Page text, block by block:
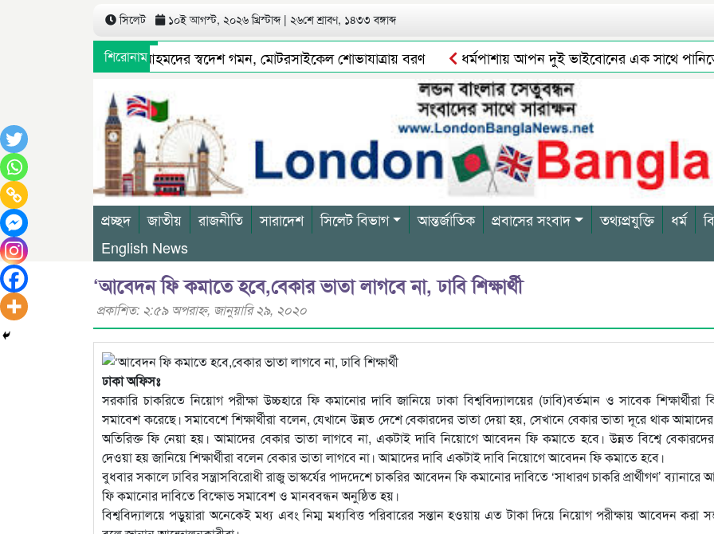
সিলেট ১০ই আগস্ট, ২০২৬ খ্রিস্টাব্দ | ২৬শে শ্রাবণ, ১৪৩৩ বঙ্গাব্দ
শিরোনাম
যুগ্ম সম্পাদক শামীম আহমদের স্বদেশ গমন, মোটরসাইকেল শোভাযাত্রায় বরণ ধর্মপাশায় আপন দুই ভাইবোনের এক সাথে পানিতে
সিলেট ওসমানী বিমানবন্দরে সালাম এয়ার চালু হচ্ছে ১লা সেপ্টেম্বর হতে
প্রচ্ছদ জাতীয় রাজনীতি সারাদেশ সিলেট বিভাগ আন্তর্জাতিক প্রবাসের সংবাদ তথ্যপ্রযুক্তি ধর্ম
English News
‘আবেদন ফি কমাতে হবে,বেকার ভাতা লাগবে না, ঢাবি শিক্ষার্থী
প্রকাশিত: ২:৫৯ অপরাহ্ণ, জানুয়ারি ২৯, ২০২০
ঢাকা অফিসঃ
সরকারি চাকরিতে নিয়োগ পরীক্ষা উচ্চহারে ফি কমানোর দাবি জানিয়ে ঢাকা বিশ্ববিদ্যালয়ের (ঢাবি)বর্তমান ও সাবেক শিক্ষার্থীরা
সমাবেশ করেছে। সমাবেশে শিক্ষার্থীরা বলেন, যেখানে উন্নত দেশে বেকারদের ভাতা দেয়া হয়, সেখানে বেকার ভাতা দূরে থাক
অতিরিক্ত ফি নেয়া হয়। আমাদের বেকার ভাতা লাগবে না, একটাই দাবি নিয়োগে আবেদন ফি কমাতে হবে। উন্নত বিশ্বে
দেওয়া হয় জানিয়ে শিক্ষার্থীরা বলেন বেকার ভাতা লাগবে না। আমাদের দাবি একটাই দাবি নিয়োগে আবেদন ফি কমাতে হবে।
বুধবার সকালে ঢাবির সন্ত্রাসবিরোধী রাজু ভাস্কর্যের পাদদেশে চাকরির আবেদন ফি কমানোর দাবিতে ‘সাধারণ চাকরি প্রার্থীগণ’ ব্যানারে
ফি কমানোর দাবিতে বিক্ষোভ সমাবেশ ও মানববন্ধন অনুষ্ঠিত হয়।
বিশ্ববিদ্যালয়ে পড়ুয়ারা অনেকেই মধ্য এবং নিম্ম মধ্যবিত্ত পরিবারের সন্তান হওয়ায় এত টাকা দিয়ে নিয়োগ পরীক্ষায় আবেদন করা